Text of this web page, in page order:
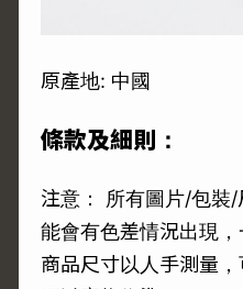
原產地: 中國
條款及細則：
注意： 所有圖片/包裝
能會有色差情況出現
商品尺寸以人手測量